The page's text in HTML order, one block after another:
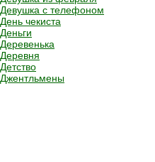
Девушка с телефоном
День чекиста
Деньги
Деревенька
Деревня
Детство
Джентльмены